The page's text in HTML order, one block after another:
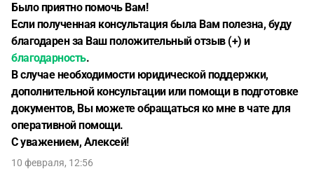
Было приятно помочь Вам!
Если полученная консультация была Вам полезна, буду
благодарен за Ваш положительный отзыв (+) и
благодарность.
В случае необходимости юридической поддержки,
дополнительной консультации или помощи в подготовке
документов, Вы можете обращаться ко мне в чате для
оперативной помощи.
С уважением, Алексей!
10 февраля, 12:56